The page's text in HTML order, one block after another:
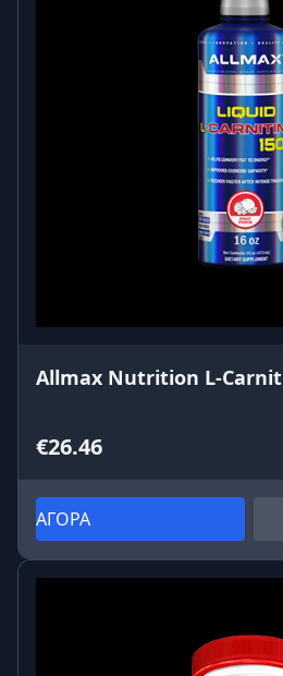
Allmax Nutrition L-Carnit
€26.46
ΑΓΟΡΑ